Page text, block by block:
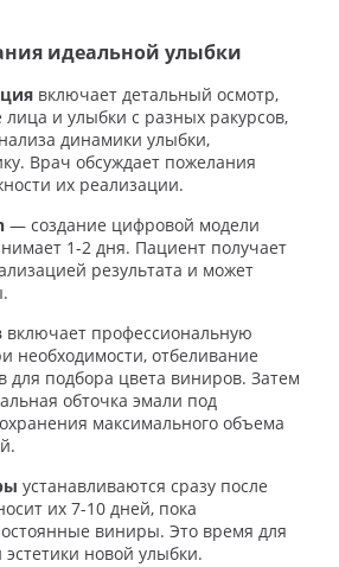
идеальной улыбки
включает детальный осмотр,
и улыбки с разных ракурсов,
динамики улыбки,
Врач обсуждает пожелания
их реализации.
— создание цифровой модели
1-2 дня. Пациент получает
результата и может
включает профессиональную
необходимости, отбеливание
для подбора цвета виниров. Затем
обточка эмали под
максимального объема
устанавливаются сразу после
их 7-10 дней, пока
виниры. Это время для
новой улыбки.